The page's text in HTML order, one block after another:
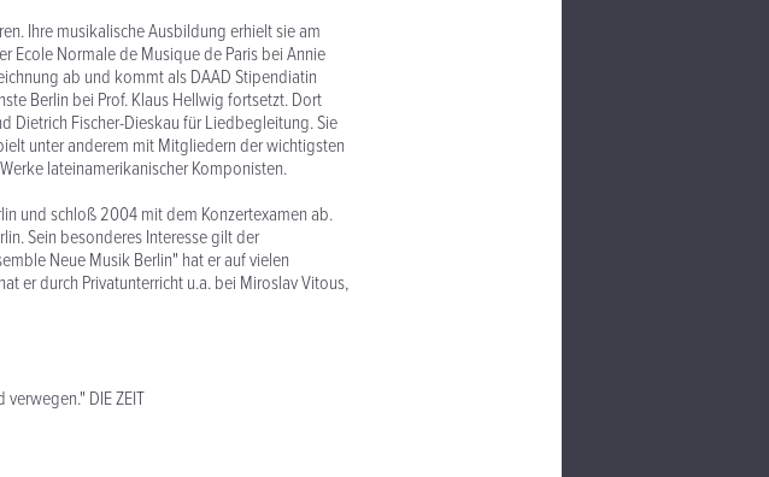
Ihre musikalische Ausbildung erhielt sie am
Ecole Normale de Musique de Paris bei Annie
ab und kommt als DAAD Stipendiatin
Berlin bei Prof. Klaus Hellwig fortsetzt. Dort
Dietrich Fischer-Dieskau für Liedbegleitung. Sie
unter anderem mit Mitgliedern der wichtigsten
lateinamerikanischer Komponisten.
und schloß 2004 mit dem Konzertexamen ab.
Sein besonderes Interesse gilt der
Neue Musik Berlin" hat er auf vielen
er durch Privatunterricht u.a. bei Miroslav Vitous,
DIE ZEIT